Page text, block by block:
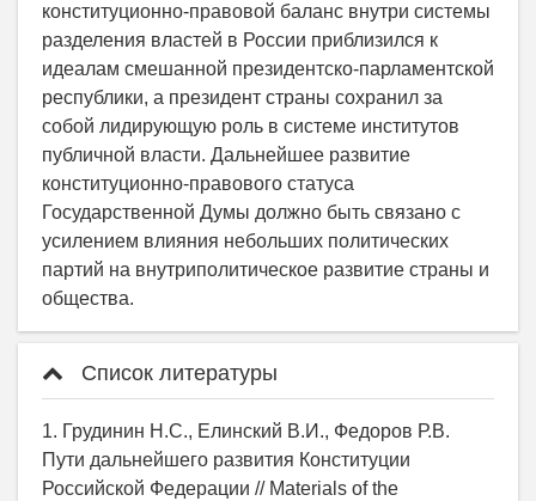
конституционно-правовой баланс внутри системы
разделения властей в России приблизился к
идеалам смешанной президентско-парламентской
республики, а президент страны сохранил за
собой лидирующую роль в системе институтов
публичной власти. Дальнейшее развитие
конституционно-правового статуса
Государственной Думы должно быть связано с
усилением влияния небольших политических
партий на внутриполитическое развитие страны и
общества.
Список литературы
1. Грудинин Н.С., Елинский В.И., Федоров Р.В.
Пути дальнейшего развития Конституции
Российской Федерации // Materials of the